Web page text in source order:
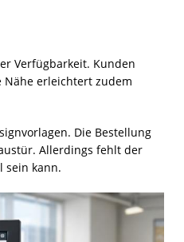
Verfügbarkeit. Kunden
erleichtert zudem
Die Bestellung
Allerdings fehlt der
sein kann.